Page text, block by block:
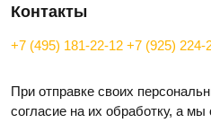
Контакты
+7 (495) 181-22-12 +7 (925) 224-
При отправке своих
согласие на их обработку, а